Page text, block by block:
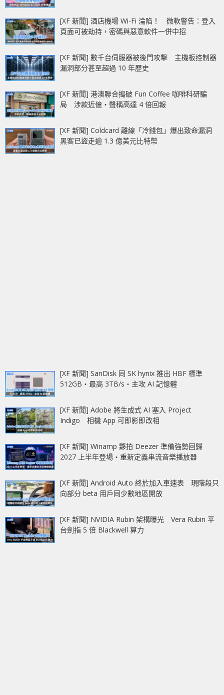
[XF 新聞] 酒店機場 Wi-Fi 淪陷！ 微軟警告：登入
頁面可被劫持，密碼與惡意軟件一併中招
[XF 新聞] 數千台伺服器被後門攻擊 主機板控制器
漏洞部分甚至超過 10 年歷史
[XF 新聞] 港澳聯合搗破 Fun Coffee 咖啡科研騙
局 涉款近億‧聲稱高達 4 倍回報
[XF 新聞] Coldcard 離線「冷錢包」爆出致命漏洞
黑客已盜走逾 1.3 億美元比特幣
[XF 新聞] SanDisk 同 SK hynix 推出 HBF 標準
512GB‧最高 3TB/s‧主攻 AI 記憶體
[XF 新聞] Adobe 將生成式 AI 塞入 Project
Indigo 相機 App 可即影即改相
[XF 新聞] Winamp 夥拍 Deezer 準備強勢回歸
2027 上半年登場‧重新定義串流音樂播放器
[XF 新聞] Android Auto 終於加入車速表 現階段只
向部分 beta 用戶同少數地區開放
[XF 新聞] NVIDIA Rubin 架構曝光 Vera Rubin 平
台劍指 5 倍 Blackwell 算力